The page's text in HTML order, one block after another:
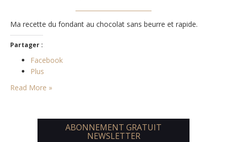
Ma recette du fondant au chocolat sans beurre et rapide.
Partager :
Facebook
Plus
Read More »
ABONNEMENT GRATUIT
NEWSLETTER